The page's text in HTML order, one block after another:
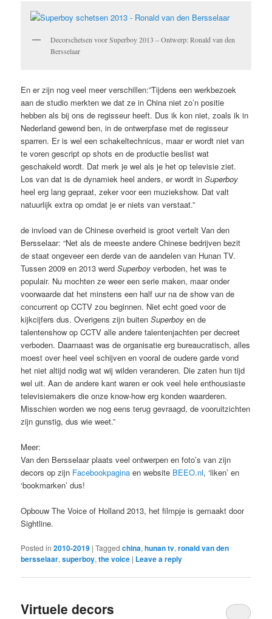
Decorschetsen voor Superboy 2013 – Ontwerp: Ronald van den
Bersselaar
En er zijn nog veel meer verschillen:”Tijdens een werkbezoek
aan de studio merkten we dat ze in China niet zo’n positie
hebben als bij ons de regisseur heeft. Dus ik kon niet, zoals ik in
Nederland gewend ben, in de ontwerpfase met de regisseur
sparren. Er is wel een schakeltechnicus, maar er wordt niet van
te voren gescript op shots en de productie beslist wat
geschakeld wordt. Dat merk je wel als je het op televisie ziet.
Los van dat is de dynamiek heel anders, er wordt inSuperboy
heel erg lang gepraat, zeker voor een muziekshow. Dat valt
natuurlijk extra op omdat je er niets van verstaat.”
de invloed van de Chinese overheid is groot vertelt Van den
Bersselaar: “Net als de meeste andere Chinese bedrijven bezit
de staat ongeveer een derde van de aandelen van Hunan TV.
Tussen 2009 en 2013 werdSuperboy verboden, het was te
populair. Nu mochten ze weer een serie maken, maar onder
voorwaarde dat het minstens een half uur na de show van de
concurrent op CCTV zou beginnen. Niet echt goed voor de
kijkcijfers dus. Overigens zijn buitenSuperboy en de
talentenshow op CCTV alle andere talentenjachten per decreet
verboden. Daarnaast was de organisatie erg bureaucratisch, alles
moest over heel veel schijven en vooral de oudere garde vond
het niet altijd nodig wat wij wilden veranderen. Die zaten hun tijd
wel uit. Aan de andere kant waren er ook veel hele enthousiaste
televisiemakers die onze know-how erg konden waarderen.
Misschien worden we nog eens terug gevraagd, de vooruitzichten
zijn gunstig, dus wie weet.”
Meer:
Van den Bersselaar plaats veel ontwerpen en foto’s van zijn
decors op zijn Facebookpagina en website BEEO.nl, ‘liken’ en
‘bookmarken’ dus!
Opbouw The Voice of Holland 2013, het filmpje is gemaakt door
Sightline.
Posted in 2010-2019 |Tagged china,hunan tv,ronald van den
bersselaar,superboy,the voice | Leave a reply
Virtuele decors